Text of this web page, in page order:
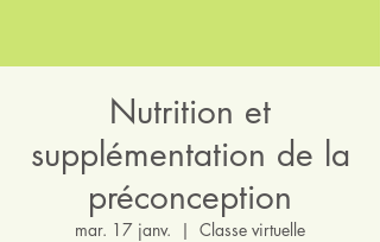
Nutrition et
supplémentation de la
préconception
mar. 17 janv.
  |
Classe virtuelle